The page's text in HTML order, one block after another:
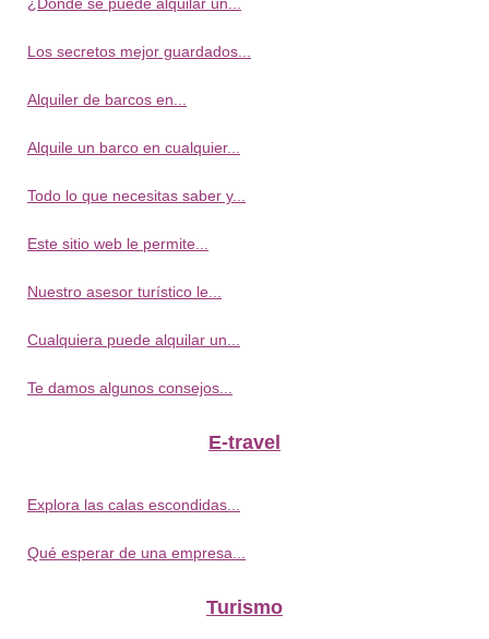
¿Dónde se puede alquilar un...
Los secretos mejor guardados...
Alquiler de barcos en...
Alquile un barco en cualquier...
Todo lo que necesitas saber y...
Este sitio web le permite...
Nuestro asesor turístico le...
Cualquiera puede alquilar un...
Te damos algunos consejos...
E-travel
Explora las calas escondidas...
Qué esperar de una empresa...
Turismo